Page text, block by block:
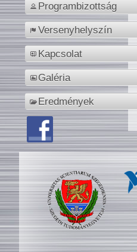
Programbizottság
Versenyhelyszín
Kapcsolat
Galéria
Eredmények